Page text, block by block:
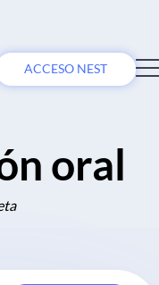
ACCESO NEST
oral